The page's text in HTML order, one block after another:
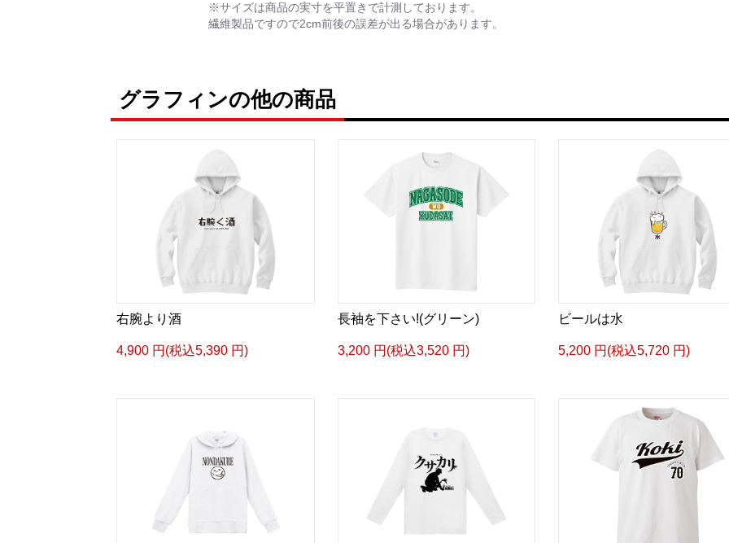
※サイズは商品の実寸を平置きで計測しております。
繊維製品ですので2cm前後の誤差が出る場合があります。
グラフィンの他の商品
右腕より酒
4,900 円(税込5,390 円)
長袖を下さい!(グリーン)
3,200 円(税込3,520 円)
ビールは水
5,200 円(税込5,720 円)